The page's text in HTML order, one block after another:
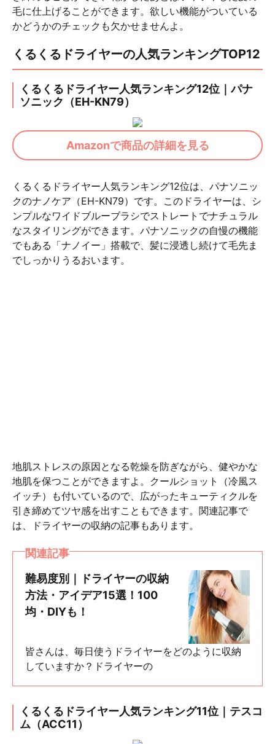
毛に仕上げることができます。欲しい機能がついている
かどうかのチェックも欠かせませんよ。
くるくるドライヤーの人気ランキングTOP12
くるくるドライヤー人気ランキング12位｜パナ
ソニック（EH-KN79）
Amazonで商品の詳細を見る
くるくるドライヤー人気ランキング12位は、パナソニッ
クのナノケア（EH-KN79）です。このドライヤーは、シ
ンプルなワイドブルーブラシでストレートでナチュラル
なスタイリングができます。パナソニックの自慢の機能
でもある「ナノイー」搭載で、髪に浸透し続けて毛先ま
でしっかりうるおいます。
地肌ストレスの原因となる乾燥を防ぎながら、健やかな
地肌を保つことができますよ。クールショット（冷風ス
イッチ）も付いているので、広がったキューティクルを
引き締めてツヤ感を出すこともできます。関連記事で
は、ドライヤーの収納の記事もあります。
関連記事
難易度別｜ドライヤーの収納
方法・アイデア15選！100
均・DIYも！
皆さんは、毎日使うドライヤーをどのように収納
していますか？ドライヤーの
くるくるドライヤー人気ランキング11位｜テスコ
ム（ACC11）